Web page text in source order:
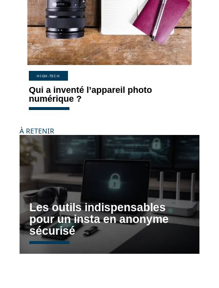
HIGH-TECH
Qui a inventé l’appareil photo
numérique ?
À RETENIR
Les outils indispensables
pour un insta en anonyme
sécurisé